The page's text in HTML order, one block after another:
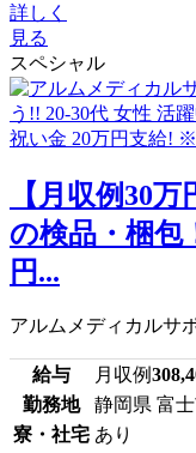
詳しく
見る
スペシャル
【月収例30
の検品・梱包
円...
アルムメディカルサ
給与 月収例
勤務地
静岡県 富
寮・社宅 あり